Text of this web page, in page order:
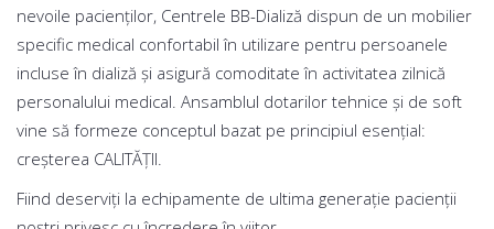
nevoile pacienților, Centrele BB-Dializă dispun de un mobilier
specific medical confortabil în utilizare pentru persoanele
incluse în dializă și asigură comoditate în activitatea zilnică
personalului medical. Ansamblul dotarilor tehnice și de soft
vine să formeze conceptul bazat pe principiul esențial:
creșterea CALITĂȚII.
Fiind deserviți la echipamente de ultima generație pacienții